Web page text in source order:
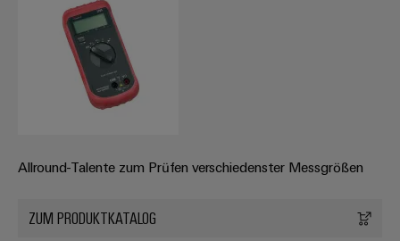
Allround-Talente zum Prüfen verschiedenster Messgrößen
ZUM PRODUKTKATALOG